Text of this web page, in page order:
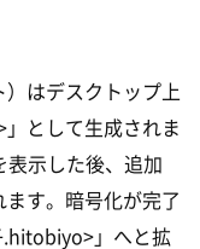
はデスクトップ上
として生成されま
表示した後、追加
す。暗号化が完了
.hitobiyo>」へと拡